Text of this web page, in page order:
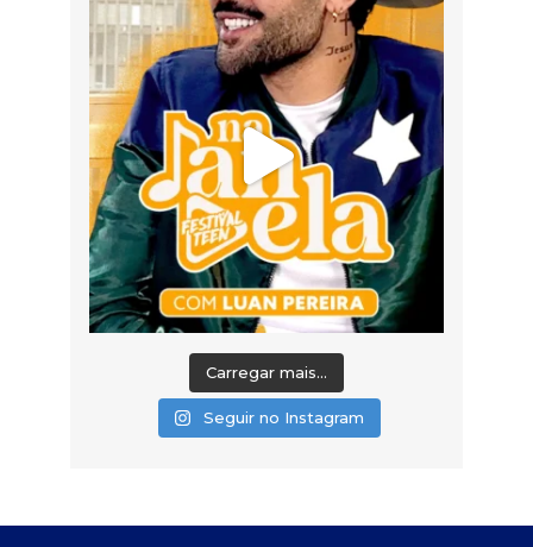
Carregar mais...
Seguir no Instagram